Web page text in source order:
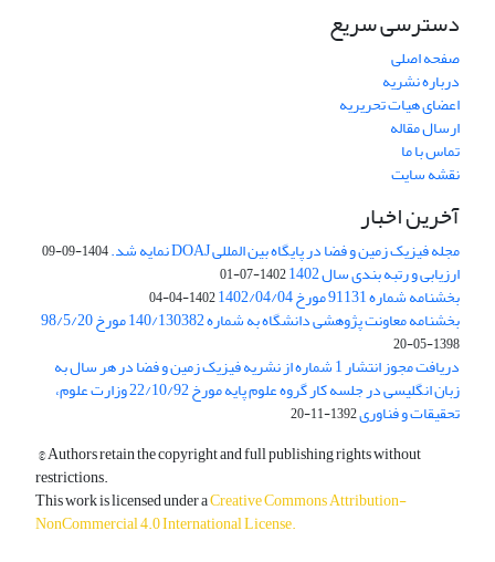
دسترسی سریع
صفحه اصلی
درباره نشریه
اعضای هیات تحریریه
ارسال مقاله
تماس با ما
نقشه سایت
آخرین اخبار
مجله فیزیک زمین و فضا در پایگاه بین المللی DOAJ نمایه شد. 1404-09-09
ارزیابی و رتبه بندی سال 1402 1402-07-01
بخشنامه شماره 91131 مورخ 1402/04/04 1402-04-04
بخشنامه معاونت پژوهشی دانشگاه به شماره 140/130382 مورخ 98/5/20
1398-05-20
دریافت مجوز انتشار 1 شماره از نشریه فیزیک زمین و فضا در هر سال به
زبان انگلیسی در جلسه کار گروه علوم پایه مورخ 22/10/92 وزارت علوم،
تحقیقات و فناوری1392-11-20
© Authors retain the copyright and full publishing rights without
restrictions.
This work is licensed under aCreative Commons Attribution-
NonCommercial 4.0 International License.